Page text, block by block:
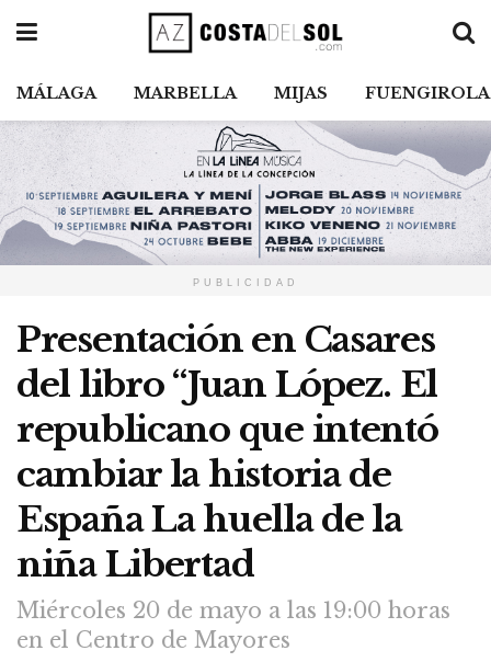
MÁLAGA MARBELLA MIJAS FUENGIROLA
PUBLICIDAD
Presentación en Casares
del libro “Juan López. El
republicano que intentó
cambiar la historia de
España La huella de la
niña Libertad
Miércoles 20 de mayo a las 19:00 horas
en el Centro de Mayores